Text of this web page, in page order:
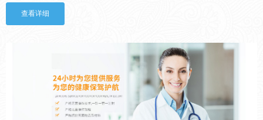
部分人会吃感冒药来缓解症状，还有一些人会去医院输液来治疗...
查看详细